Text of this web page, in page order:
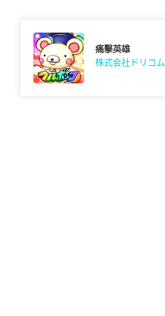
痛擊英雄
株式会社ドリコム